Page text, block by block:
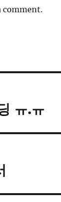
comment.
ㅠ.ㅠ